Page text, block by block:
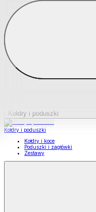
Podkładki na materace
Materace nawierzchniowe
Kołdry i poduszki
Kołdry i poduszki
Kołdry i koce
Poduszki i zagłówki
Zestawy